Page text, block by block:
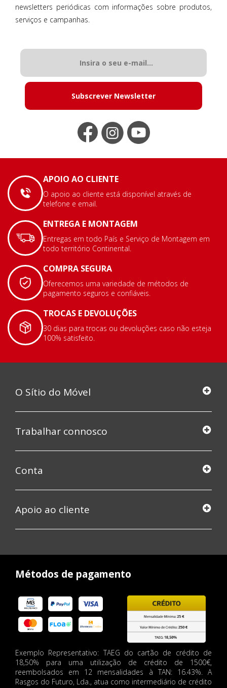
newsletters periódicas com informações sobre produtos,
serviços e campanhas.
Subscrever Newsletter
APOIO AO CLIENTE
O apoio ao cliente está disponível através de
telefone e email.
ENTREGA E MONTAGEM
Entregas em todo País e Serviço de Montagem em
todo território Continental.
COMPRA SEGURA
Oferecemos uma variedade de métodos de
pagamento seguros e confiáveis.
TROCAS E DEVOLUÇÕES
30 dias para trocas ou devoluções caso não esteja
100% satisfeito.
O Sítio do Móvel
Trabalhar connosco
Conta
Apoio ao cliente
Métodos de pagamento
Exemplo Representativo: TAEG do cartão de crédito de
18,50% para uma utilização de crédito de 1500€,
reembolsados em 12 mensalidades à TAN: 16.43%. A
Rasgos do Futuro, Lda., atua como intermediário de crédito